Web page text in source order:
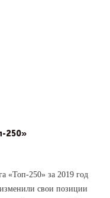
250»
«Топ-250» за 2019 год
свои позиции